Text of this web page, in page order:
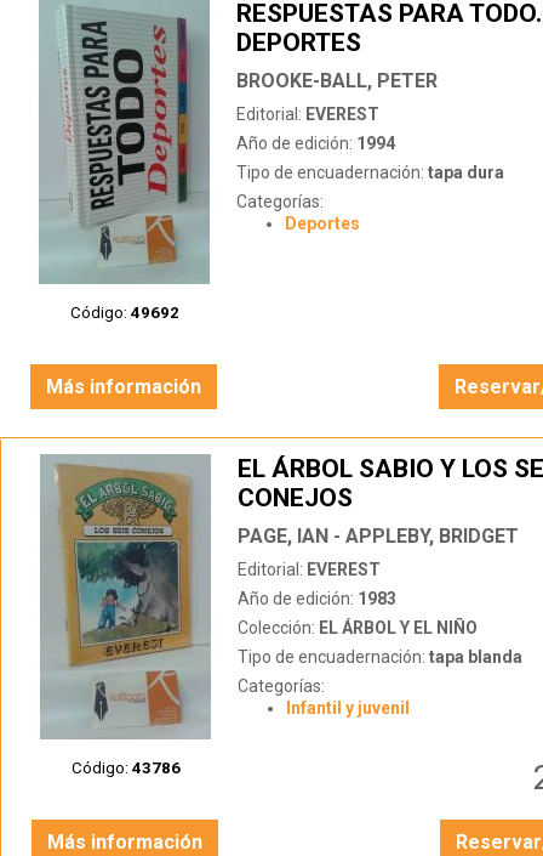
Código: 49692
RESPUESTAS PARA TODO.
DEPORTES
BROOKE-BALL, PETER
Editorial: EVEREST
Año de edición: 1994
Tipo de encuadernación: tapa dura
Categorías:
Deportes
Más información
Código: 43786
EL ÁRBOL SABIO Y LOS
CONEJOS
PAGE, IAN - APPLEBY, BRIDGET
Editorial: EVEREST
Año de edición: 1983
Colección: EL ÁRBOL Y EL NIÑO
Tipo de encuadernación: tapa blanda
Categorías:
Infantil y juvenil
Más información